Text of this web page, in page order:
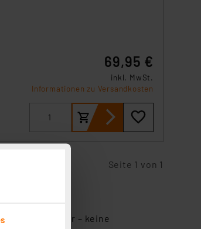
69,95 €
inkl. MwSt.
Informationen zu Versandkosten
Seite 1 von 1
für Allergiker – keine